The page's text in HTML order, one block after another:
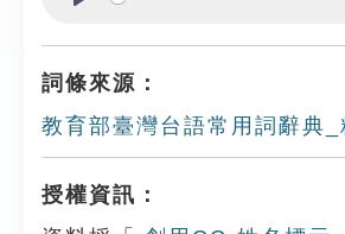
詞條來源：
教育部臺灣台語常用詞辭典_
授權資訊：